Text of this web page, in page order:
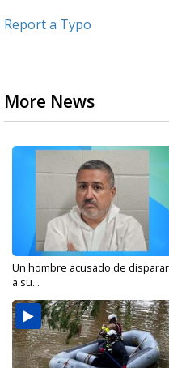
Report a Typo
More News
Un hombre acusado de disparar
a su...